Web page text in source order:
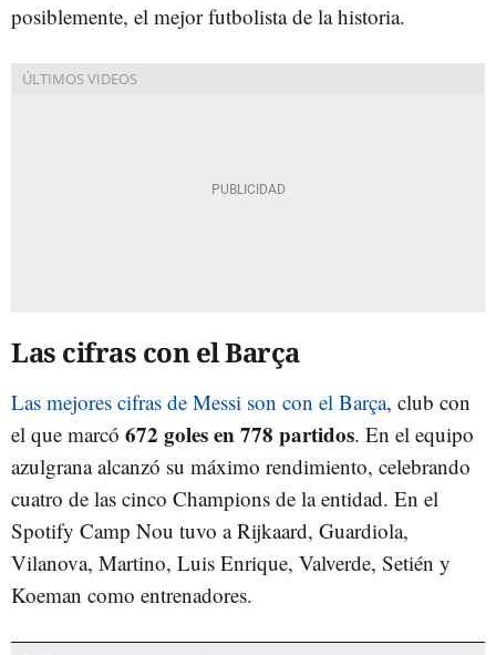
posiblemente, el mejor futbolista de la historia.
Las cifras con el Barça
Las mejores cifras de Messi son con el Barça, club con
el que marcó 672 goles en 778 partidos. En el equipo
azulgrana alcanzó su máximo rendimiento, celebrando
cuatro de las cinco Champions de la entidad. En el
Spotify Camp Nou tuvo a Rijkaard, Guardiola,
Vilanova, Martino, Luis Enrique, Valverde, Setién y
Koeman como entrenadores.